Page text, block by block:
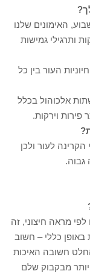
פרטי 3 פעמים בשבוע, האימונים שלנו
ריצה של 30 דקות, אימוני כוח של 30 דקות ותרגילי גמישות
העור בין כל
אלכוהול בכלל
פירות וירקות.
לעור ולכן
גבוה.
מראה חיצוני, זה
באופן כללי – חשוב
חשובה האיכות
מבקבוק שלם